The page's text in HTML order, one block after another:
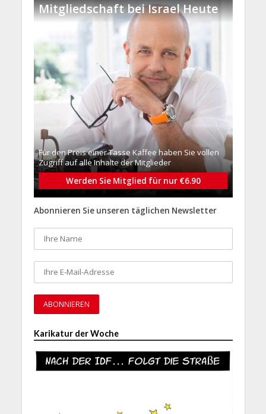
Mitgliedschaft bei Israel Heute
Für den Preis einer Tasse Kaffee haben Sie vollen
Zugriff auf alle Inhalte der Mitglieder
Werden Sie Mitglied für nur €6.90
Abonnieren Sie unseren täglichen Newsletter
Karikatur der Woche